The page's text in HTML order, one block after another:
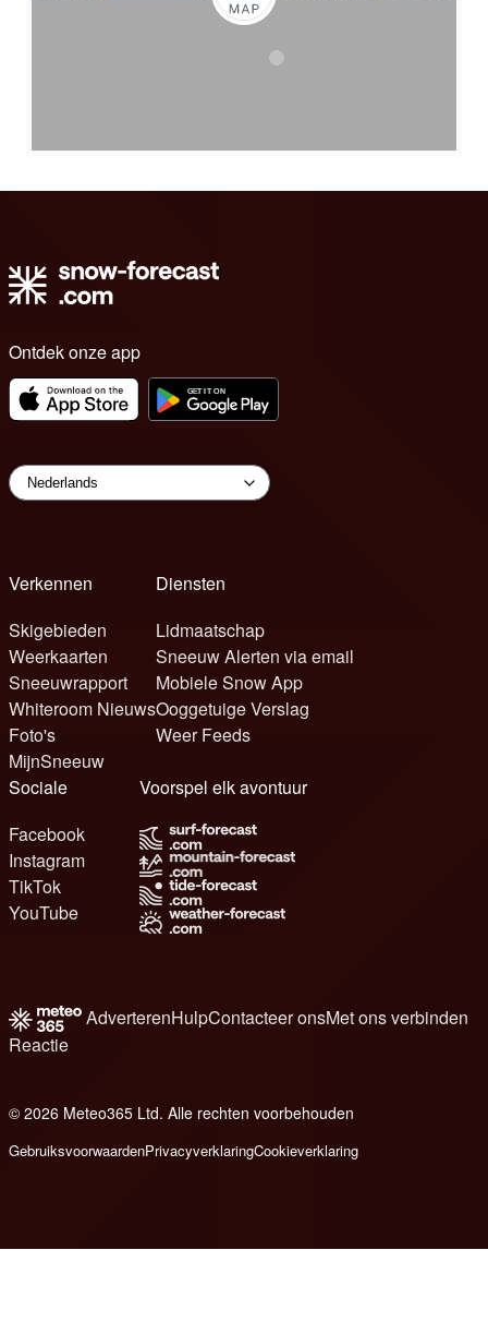
Ontdek onze app
Verkennen
Skigebieden
Weerkaarten
Sneeuwrapport
Whiteroom Nieuws
Foto's
MijnSneeuw
Diensten
Lidmaatschap
Sneeuw Alerten via email
Mobiele Snow App
Ooggetuige Verslag
Weer Feeds
Sociale
Facebook
Instagram
TikTok
YouTube
Voorspel elk avontuur
AdverterenHulpContacteer onsMet ons verbinden
Reactie
© 2026 Meteo365 Ltd. Alle rechten voorbehouden
GebruiksvoorwaardenPrivacyverklaringCookieverklaring